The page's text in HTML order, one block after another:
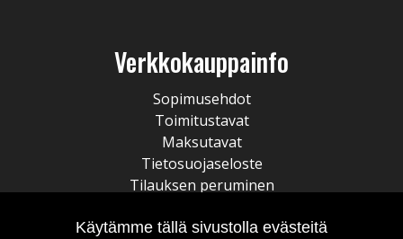
Verkkokauppainfo
Sopimusehdot
Toimitustavat
Maksutavat
Tietosuojaseloste
Tilauksen peruminen
Käytämme tällä sivustolla evästeitä